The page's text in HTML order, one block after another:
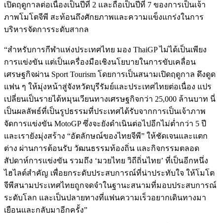
เปิดฤดูกาลต่อเนื่องเป็นปีที่ 2 และถือเป็นปีที่ 7 ของการเป็นเจ้า
ภาพโมโตจีพี สะท้อนถึงศักยภาพและความแข็งแกร่งในการ
บริหารจัดการระดับสากล
“สำหรับการกีฬาแห่งประเทศไทย มอง ThaiGP ไม่ได้เป็นเพียง
การแข่งขัน แต่เป็นเครื่องมือเชิงนโยบายในการขับเคลื่อน
เศรษฐกิจผ่าน Sport Tourism โดยการเป็นสนามเปิดฤดูกาล ดึงดูด
แฟน ๆ ให้มุ่งหน้าสู่จังหวัดบุรีรัมย์และประเทศไทยต่อเนื่อง แปร
เปลี่ยนเป็นรายได้หมุนเวียนทางเศรษฐกิจกว่า 25,000 ล้านบาท นี่
เป็นผลลัพธ์ที่เป็นรูปธรรมที่ประเทศได้รับจากการเป็นเจ้าภาพ
จัดการแข่งขัน MotoGP ซึ่งจะยังดำเนินต่อไปอีกไม่ต่ำกว่า 5 ปี
และเรายังมุ่งสร้าง “อัตลักษณ์ของไทยจีพี” ให้ชัดเจนและแตก
ต่าง ผ่านการต้อนรับ วัฒนธรรมท้องถิ่น และกิจกรรมตลอด
สัปดาห์การแข่งขัน รวมถึง ‘มวยไทย วิถีถิ่นไทย’ ที่เป็นอีกหนึ่ง
ไฮไลต์สำคัญ เพื่อยกระดับประสบการณ์ที่น่าประทับใจ ให้โมโต
จีพีสนามประเทศไทยถูกจดจำในฐานะสนามที่มอบประสบการณ์
ระดับโลก และเป็นปลายทางที่แฟนความเร็วอยากเดินทางมา
เยือนและกลับมาอีกครั้ง”